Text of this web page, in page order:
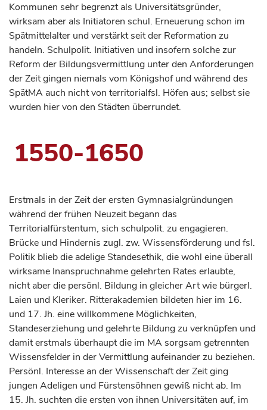
Kommunen sehr begrenzt als Universitätsgründer,
wirksam aber als Initiatoren schul. Erneuerung schon im
Spätmittelalter und verstärkt seit der Reformation zu
handeln. Schulpolit. Initiativen und insofern solche zur
Reform der Bildungsvermittlung unter den Anforderungen
der Zeit gingen niemals vom Königshof und während des
SpätMA auch nicht von territorialfsl. Höfen aus; selbst sie
wurden hier von den Städten überrundet.
1550-1650
Erstmals in der Zeit der ersten Gymnasialgründungen
während der frühen Neuzeit begann das
Territorialfürstentum, sich schulpolit. zu engagieren.
Brücke und Hindernis zugl. zw. Wissensförderung und fsl.
Politik blieb die adelige Standesethik, die wohl eine überall
wirksame Inanspruchnahme gelehrten Rates erlaubte,
nicht aber die persönl. Bildung in gleicher Art wie bürgerl.
Laien und Kleriker. Ritterakademien bildeten hier im 16.
und 17. Jh. eine willkommene Möglichkeiten,
Standeserziehung und gelehrte Bildung zu verknüpfen und
damit erstmals überhaupt die im MA sorgsam getrennten
Wissensfelder in der Vermittlung aufeinander zu beziehen.
Persönl. Interesse an der Wissenschaft der Zeit ging
jungen Adeligen und Fürstensöhnen gewiß nicht ab. Im
15. Jh. suchten die ersten von ihnen Universitäten auf, im